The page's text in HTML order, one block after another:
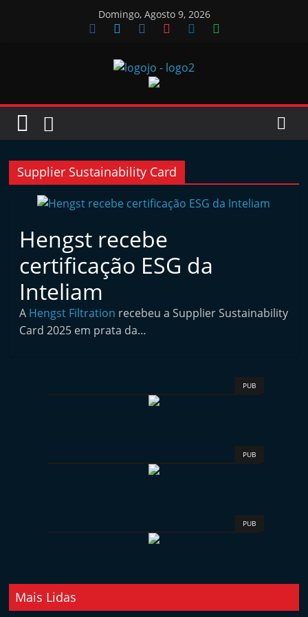
Domingo, Agosto 9, 2026
Jornal
Oficinas
J
r
n
i
n
f
Supplier Sustainability Card
Hengst recebe
certificação ESG da
Inteliam
A Hengst Filtration recebeu a Supplier Sustainability
Card 2025 em prata da…
PUB
PUB
PUB
Mais Lidas